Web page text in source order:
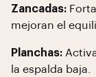
Zancadas:
mejoran el
Planchas:
la espalda baja.